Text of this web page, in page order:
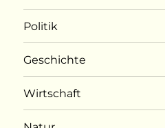
Politik
Geschichte
Wirtschaft